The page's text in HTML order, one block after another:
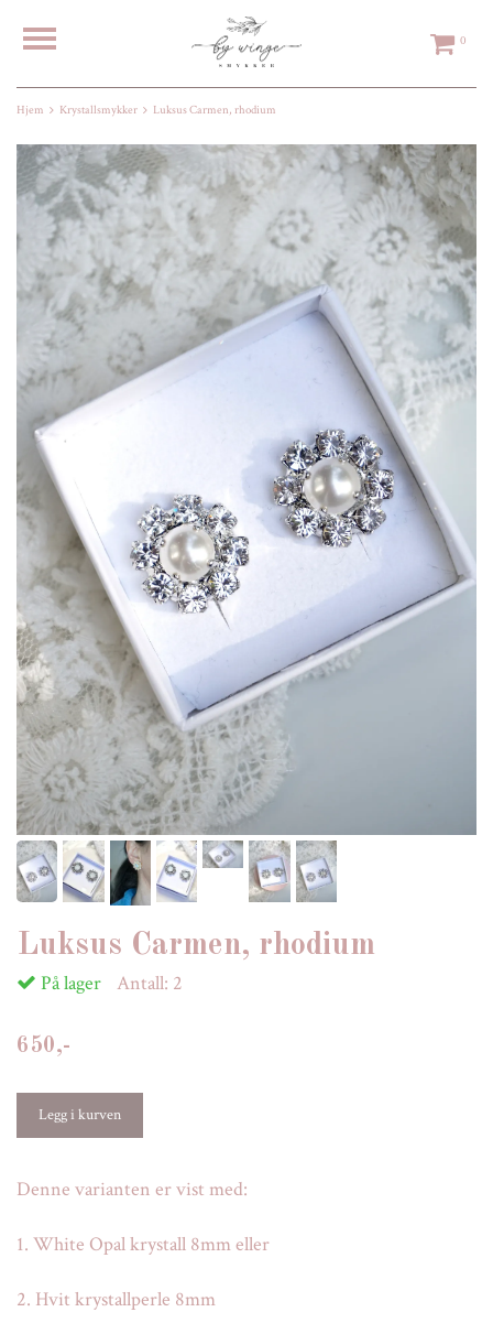
0
Hjem Krystallsmykker Luksus Carmen, rhodium
Luksus Carmen, rhodium
På lager Antall: 2
650,-
Denne varianten er vist med:
1. White Opal krystall 8mm eller
2. Hvit krystallperle 8mm